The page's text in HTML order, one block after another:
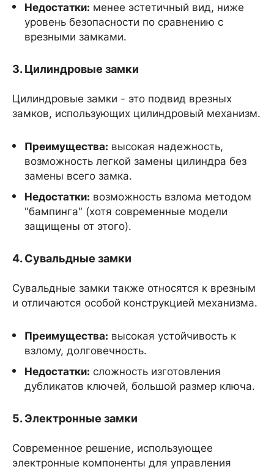
Недостатки: менее эстетичный вид, ниже
уровень безопасности по сравнению с
врезными замками.
3. Цилиндровые замки
Цилиндровые замки - это подвид врезных
замков, использующих цилиндровый механизм.
Преимущества: высокая надежность,
возможность легкой замены цилиндра без
замены всего замка.
Недостатки: возможность взлома методом
"бампинга" (хотя современные модели
защищены от этого).
4. Сувальдные замки
Сувальдные замки также относятся к врезным
и отличаются особой конструкцией механизма.
Преимущества: высокая устойчивость к
взлому, долговечность.
Недостатки: сложность изготовления
дубликатов ключей, большой размер ключа.
5. Электронные замки
Современное решение, использующее
электронные компоненты для управления